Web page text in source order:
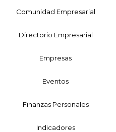
Comunidad Empresarial
Directorio Empresarial
Empresas
Eventos
Finanzas Personales
Indicadores